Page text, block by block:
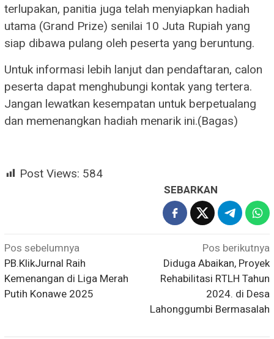
terlupakan, panitia juga telah menyiapkan hadiah
utama (Grand Prize) senilai 10 Juta Rupiah yang
siap dibawa pulang oleh peserta yang beruntung.
Untuk informasi lebih lanjut dan pendaftaran, calon
peserta dapat menghubungi kontak yang tertera.
Jangan lewatkan kesempatan untuk berpetualang
dan memenangkan hadiah menarik ini.(Bagas)
Post Views: 584
SEBARKAN
Navigasi
pos
Pos sebelumnya
PB.KlikJurnal Raih
Kemenangan di Liga Merah
Putih Konawe 2025
Pos berikutnya
Diduga Abaikan, Proyek
Rehabilitasi RTLH Tahun
2024. di Desa
Lahonggumbi Bermasalah